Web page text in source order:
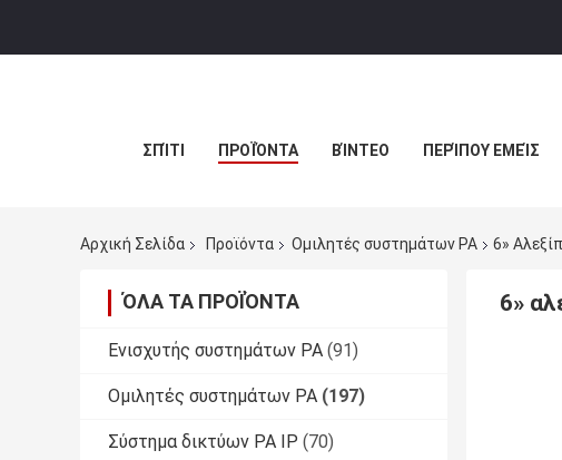
ΣΠΊΤΙ ΠΡΟΪΌΝΤΑ ΒΊΝΤΕΟ ΠΕΡΊΠΟΥ ΕΜΕΊΣ
Αρχική Σελίδα Προϊόντα Ομιλητές συστημάτων PA 6»
ΌΛΑ ΤΑ ΠΡΟΪΌΝΤΑ
Ενισχυτής συστημάτων PA (91)
Ομιλητές συστημάτων PA (197)
Σύστημα δικτύων PA IP (70)
6»